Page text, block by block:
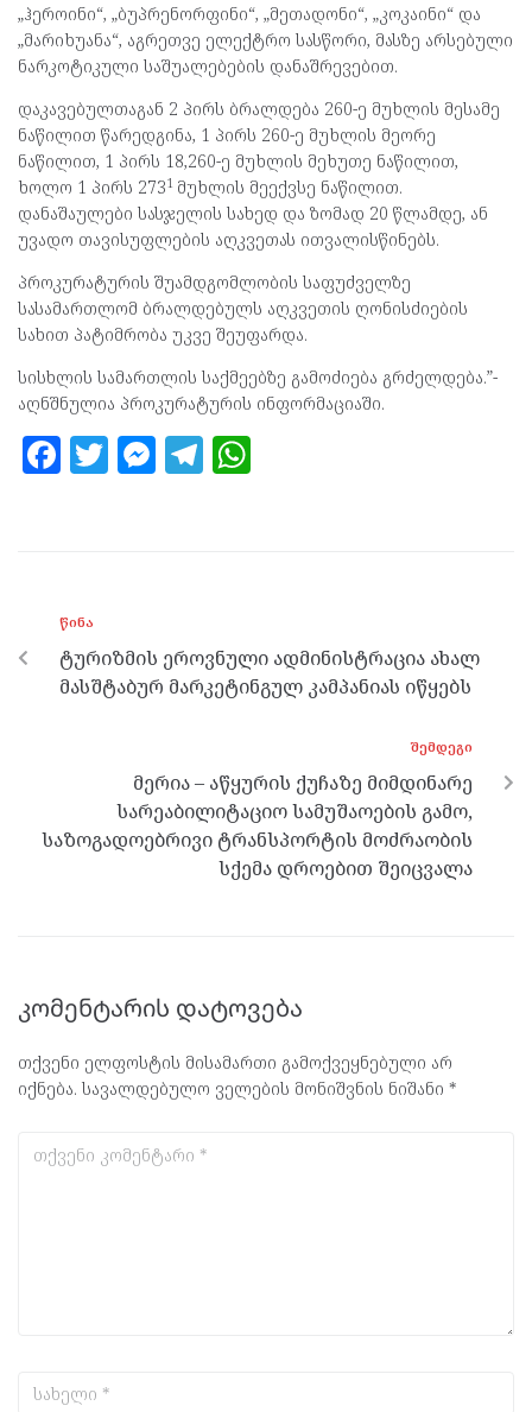
„ჰეროინი“, „ბუპრენორფინი“, „მეთადონი“, „კოკაინი“ და
„მარიხუანა“, აგრეთვე ელექტრო სასწორი, მასზე არსებული
ნარკოტიკული საშუალებების დანაშრევებით.
დაკავებულთაგან 2 პირს ბრალდება 260-ე მუხლის მესამე
ნაწილით წარედგინა, 1 პირს 260-ე მუხლის მეორე
ნაწილით, 1 პირს 18,260-ე მუხლის მეხუთე ნაწილით,
ხოლო 1 პირს 2731 მუხლის მეექვსე ნაწილით.
დანაშაულები სასჯელის სახედ და ზომად 20 წლამდე, ან
უვადო თავისუფლების აღკვეთას ითვალისწინებს.
პროკურატურის შუამდგომლობის საფუძველზე
სასამართლომ ბრალდებულს აღკვეთის ღონისძიების
სახით პატიმრობა უკვე შეუფარდა.
სისხლის სამართლის საქმეებზე გამოძიება გრძელდება.”-
აღნშნულია პროკურატურის ინფორმაციაში.
F
o
o
k
T M
er
T
m p
p
ᲬᲘᲜᲐ
ტურიზმის ეროვნული ადმინისტრაცია ახალ
მასშტაბურ მარკეტინგულ კამპანიას იწყებს
ᲨᲔᲛᲓᲔᲒᲘ
მერია – აწყურის ქუჩაზე მიმდინარე
სარეაბილიტაციო სამუშაოების გამო,
საზოგადოებრივი ტრანსპორტის მოძრაობის
სქემა დროებით შეიცვალა
კომენტარის დატოვება
თქვენი ელფოსტის მისამართი გამოქვეყნებული არ
იქნება. სავალდებულო ველების მონიშვნის ნიშანი *